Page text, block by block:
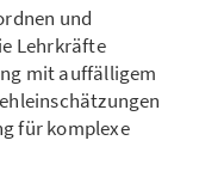
und
Lehrkräfte
mit auffälligem
für komplexe